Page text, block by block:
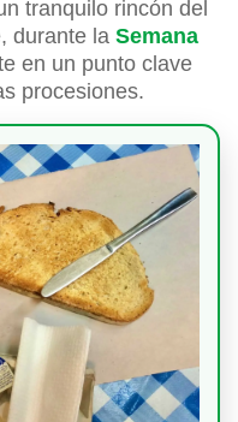
tranquilo rincón del
durante la Semana
en un punto clave
procesiones.